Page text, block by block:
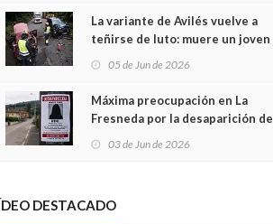
cabían por los túneles
La variante de Avilés vuelve a
teñirse de luto: muere un joven
05 de Jun de 2026
Máxima preocupación en La
Fresneda por la desaparición de
03 de Jun de 2026
DESTACADO